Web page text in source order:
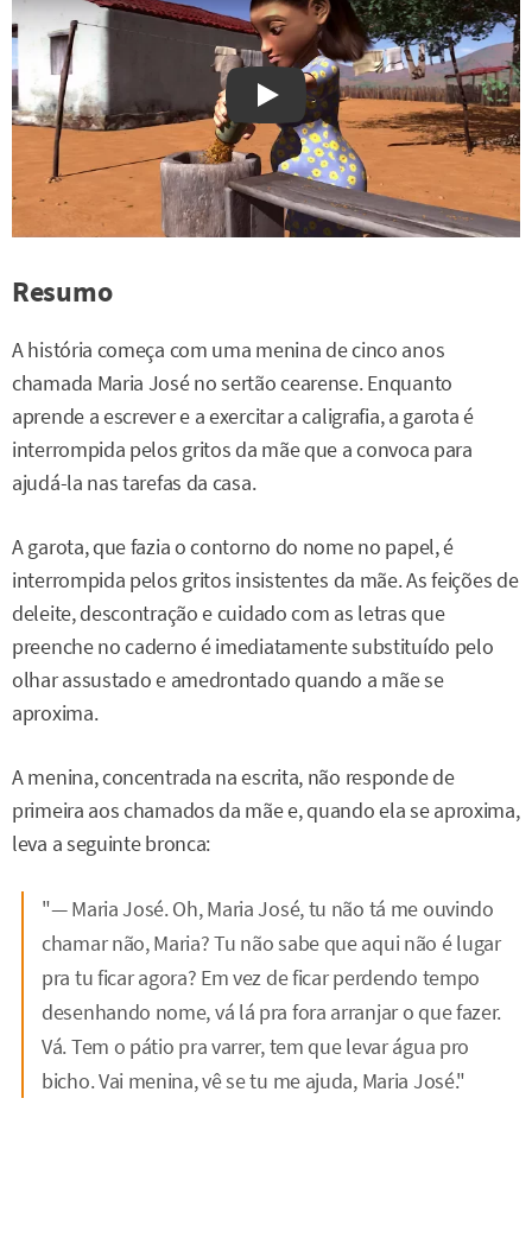
Watch on YouTube
Resumo
A história começa com uma menina de cinco anos
chamada Maria José no sertão cearense. Enquanto
aprende a escrever e a exercitar a caligrafia, a garota é
interrompida pelos gritos da mãe que a convoca para
ajudá-la nas tarefas da casa.
A garota, que fazia o contorno do nome no papel, é
interrompida pelos gritos insistentes da mãe. As feições de
deleite, descontração e cuidado com as letras que
preenche no caderno é imediatamente substituído pelo
olhar assustado e amedrontado quando a mãe se
aproxima.
A menina, concentrada na escrita, não responde de
primeira aos chamados da mãe e, quando ela se aproxima,
leva a seguinte bronca:
"— Maria José. Oh, Maria José, tu não tá me ouvindo
chamar não, Maria? Tu não sabe que aqui não é lugar
pra tu ficar agora? Em vez de ficar perdendo tempo
desenhando nome, vá lá pra fora arranjar o que fazer.
Vá. Tem o pátio pra varrer, tem que levar água pro
bicho. Vai menina, vê se tu me ajuda, Maria José."